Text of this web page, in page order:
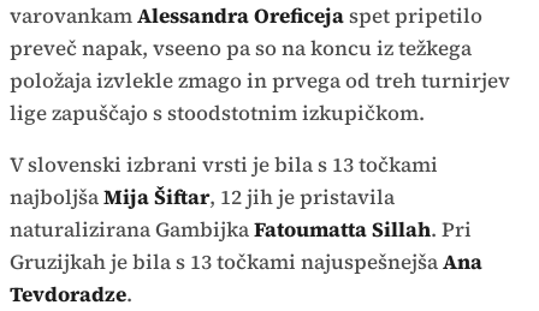
varovankamAlessandra Oreficejaspet pripetilo
preveč napak, vseeno pa so na koncu iz težkega
položaja izvlekle zmago in prvega od treh turnirjev
lige zapuščajo s stoodstotnim izkupičkom.
V slovenski izbrani vrsti je bila s 13 točkami
najboljšaMija Šiftar, 12 jih je pristavila
naturalizirana GambijkaFatoumatta Sillah. Pri
Gruzijkah je bila s 13 točkami najuspešnejšaAna
Tevdoradze.